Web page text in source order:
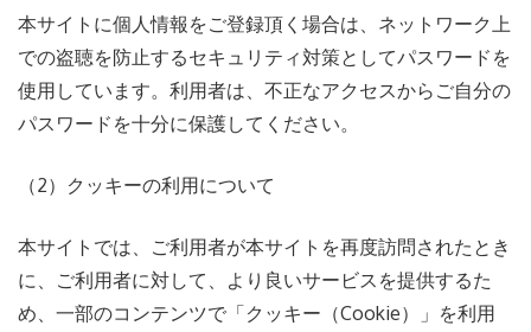
本サイトに個人情報をご登録頂く場合は、ネットワーク上
での盗聴を防止するセキュリティ対策としてパスワードを
使用しています。利用者は、不正なアクセスからご自分の
パスワードを十分に保護してください。
（2）クッキーの利用について
本サイトでは、ご利用者が本サイトを再度訪問されたとき
に、ご利用者に対して、より良いサービスを提供するた
め、一部のコンテンツで「クッキー（Cookie）」を利用